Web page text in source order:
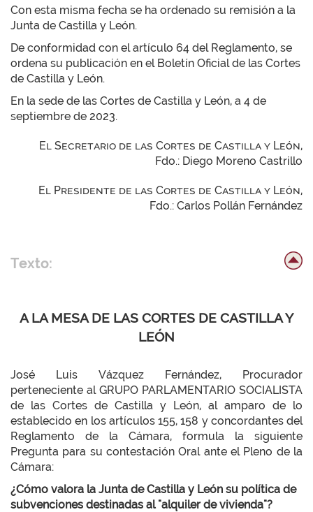
Con esta misma fecha se ha ordenado su remisión a la
Junta de Castilla y León.
De conformidad con el artículo 64 del Reglamento, se
ordena su publicación en el Boletín Oficial de las Cortes
de Castilla y León.
En la sede de las Cortes de Castilla y León, a 4 de
septiembre de 2023.
El Secretario de las Cortes de Castilla y León,
Fdo.: Diego Moreno Castrillo
El Presidente de las Cortes de Castilla y León,
Fdo.: Carlos Pollán Fernández
Texto:
A LA MESA DE LAS CORTES DE CASTILLA Y
LEÓN
José Luis Vázquez Fernández, Procurador
perteneciente al GRUPO PARLAMENTARIO SOCIALISTA
de las Cortes de Castilla y León, al amparo de lo
establecido en los artículos 155, 158 y concordantes del
Reglamento de la Cámara, formula la siguiente
Pregunta para su contestación Oral ante el Pleno de la
Cámara:
¿Cómo valora la Junta de Castilla y León su política de
subvenciones destinadas al "alquiler de vivienda"?